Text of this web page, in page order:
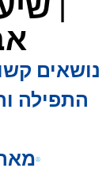
|
התפילה
מאת: